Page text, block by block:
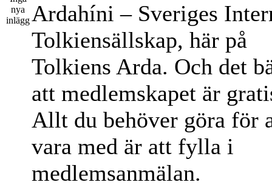
Ardahíni – Sveriges
Tolkiensällskap, här på
Tolkiens Arda. Och det
att medlemskapet är
Allt du behöver göra för
vara med är att fylla i
medlemsanmälan.